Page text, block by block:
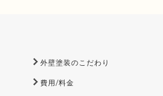
外壁塗装のこだわり
費用/料金